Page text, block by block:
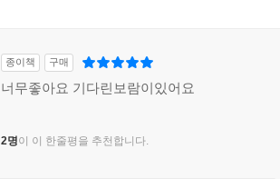
종이책 구매
너무좋아요 기다린보람이있어요
2명이 이 한줄평을 추천합니다.